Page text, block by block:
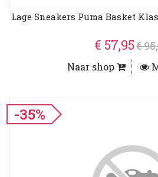
Lage Sneakers Puma Basket
€ 57,95€
Naar shop
-35%